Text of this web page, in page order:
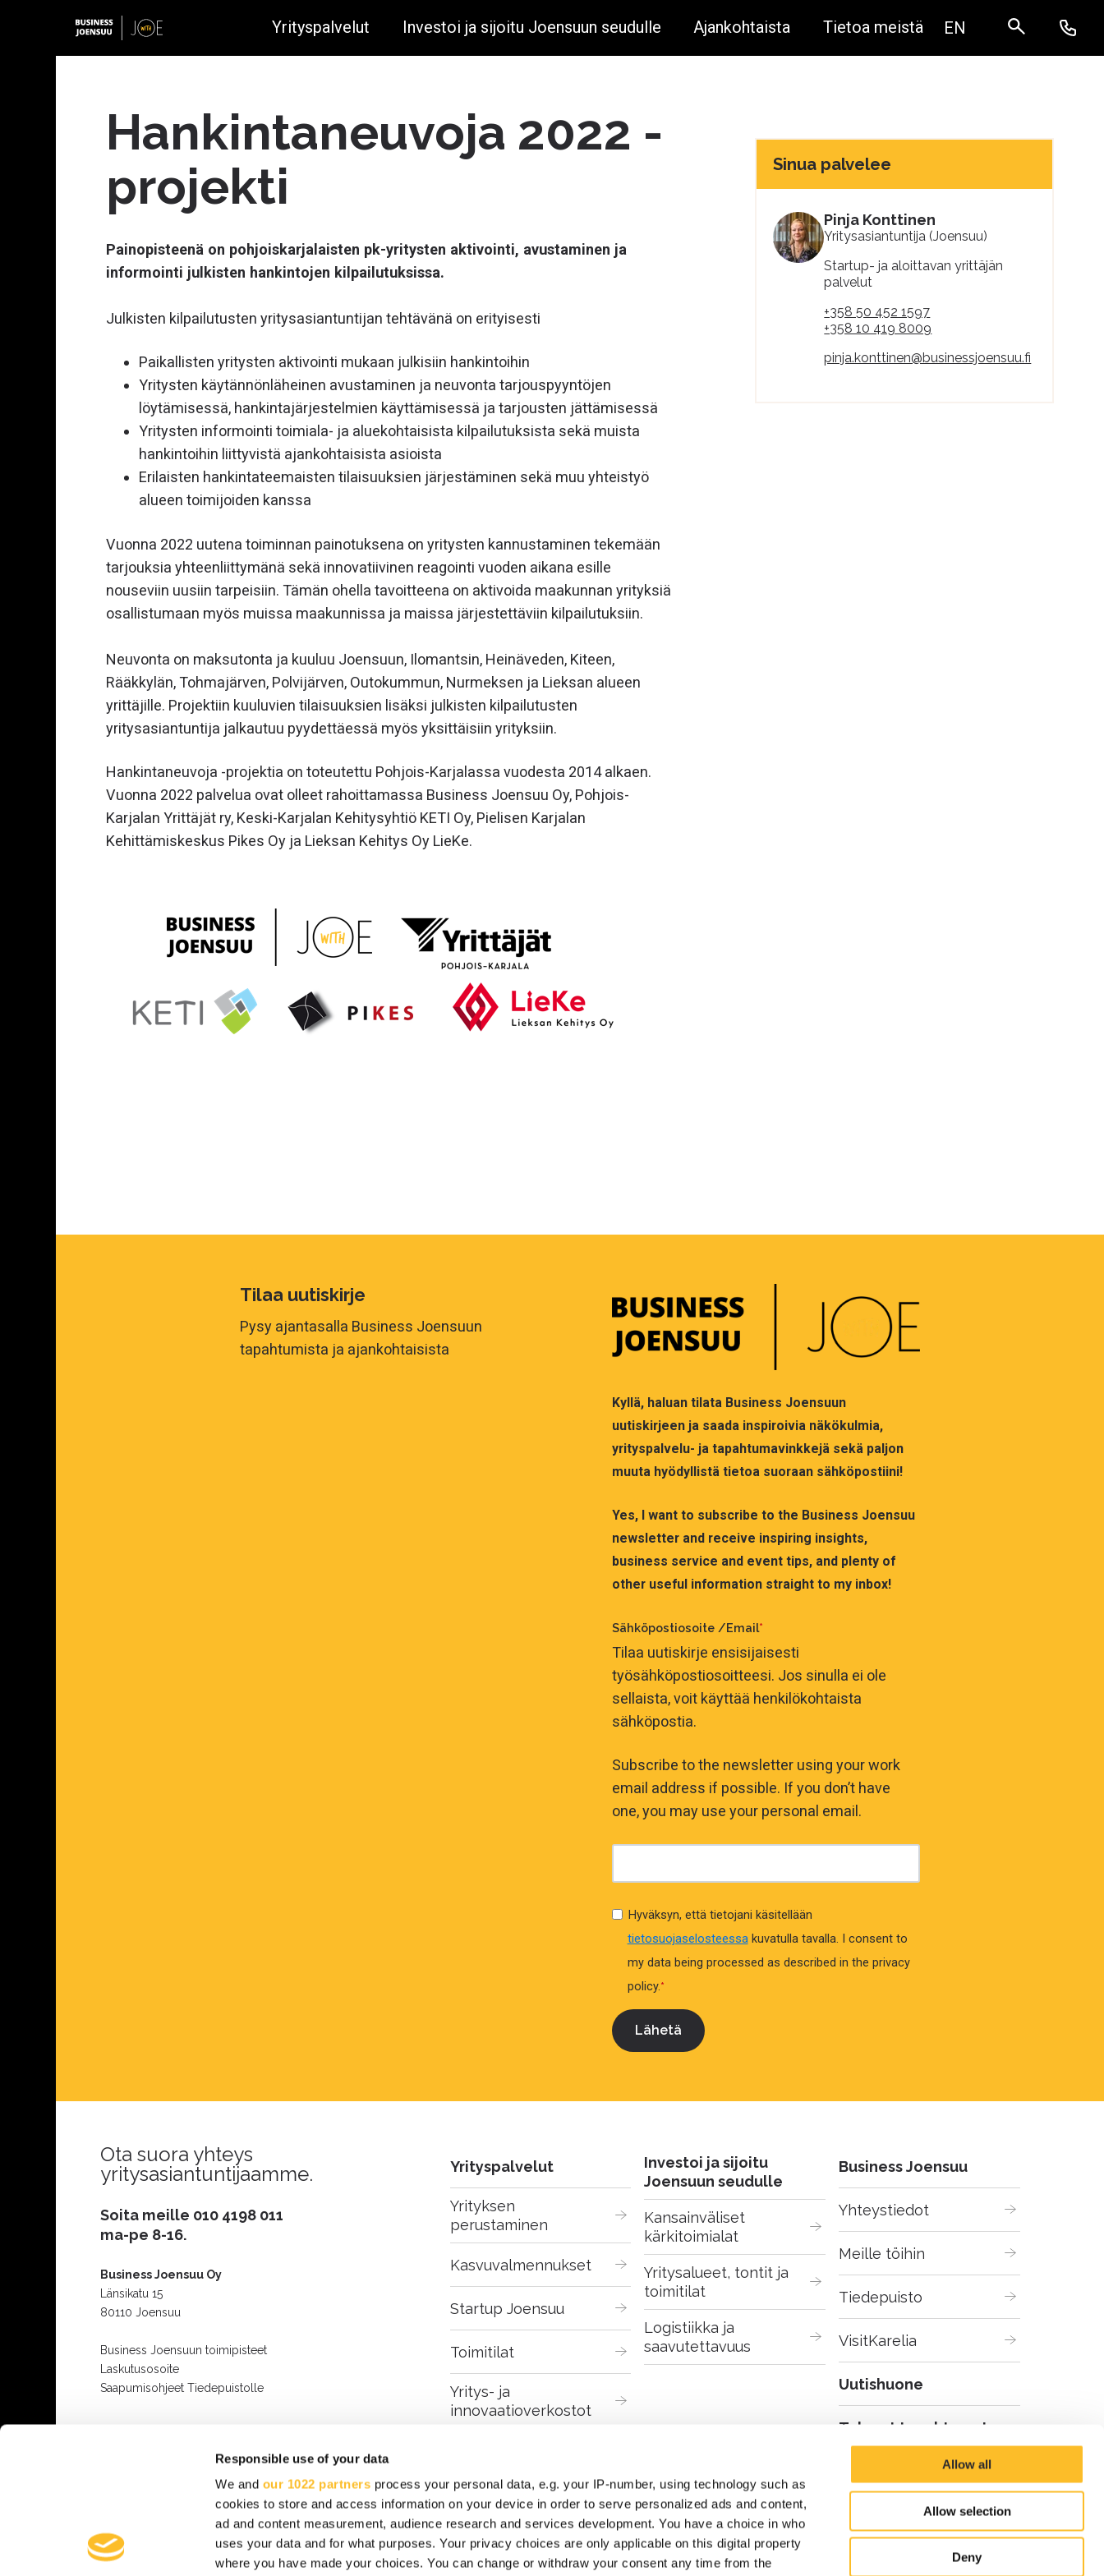
Responsible use of your data
We and our 1022 partners process your personal data, e.g. your IP-number, using technology such as
cookies to store and access information on your device in order to serve personalized ads and content,
ad and content measurement, audience research and services development. You have a choice in who
uses your data and for what purposes. Your privacy choices are only applicable on this digital property
where you have made your choices. You can change or withdraw your consent any time from the
Allow all
Allow selection
Deny
Yrityspalvelut
Yrityksen perustaminen
Kasvuvalmennukset
Rekrytointi- ja työnantajasparraus
Julkiset hankinnat ja
hankintaneuvonta
Digitalisaatio ja digikehitys
Yrityskauppa ja omistajanvaihdos
Pohjois-Karjalan Yrityskummit ja
talousapu
Palvelut Liperissä
Yritys- ja innovaatioverkostot
Investoi ja sijoitu Joensuun seudulle
Metsäbio- ja kiertotalous
Digitaalinen rajaturvallisuus
Vihreä siirtymä ja energia
Ajankohtaista Tietoa meistä EN
Hankintaneuvoja 2022 -
projekti
Painopisteenä on pohjoiskarjalaisten pk-yritysten aktivointi, avustaminen ja
informointi julkisten hankintojen kilpailutuksissa.
Julkisten kilpailutusten yritysasiantuntijan tehtävänä on erityisesti
Paikallisten yritysten aktivointi mukaan julkisiin hankintoihin
Yritysten käytännönläheinen avustaminen ja neuvonta tarjouspyyntöjen
löytämisessä, hankintajärjestelmien käyttämisessä ja tarjousten jättämisessä
Yritysten informointi toimiala- ja aluekohtaisista kilpailutuksista sekä muista
hankintoihin liittyvistä ajankohtaisista asioista
Erilaisten hankintateemaisten tilaisuuksien järjestäminen sekä muu yhteistyö
alueen toimijoiden kanssa
Vuonna 2022 uutena toiminnan painotuksena on yritysten kannustaminen tekemään
tarjouksia yhteenliittymänä sekä innovatiivinen reagointi vuoden aikana esille
nouseviin uusiin tarpeisiin. Tämän ohella tavoitteena on aktivoida maakunnan yrityksiä
osallistumaan myös muissa maakunnissa ja maissa järjestettäviin kilpailutuksiin.
Neuvonta on maksutonta ja kuuluu Joensuun, Ilomantsin, Heinäveden, Kiteen,
Rääkkylän, Tohmajärven, Polvijärven, Outokummun, Nurmeksen ja Lieksan alueen
yrittäjille. Projektiin kuuluvien tilaisuuksien lisäksi julkisten kilpailutusten
yritysasiantuntija jalkautuu pyydettäessä myös yksittäisiin yrityksiin.
Hankintaneuvoja -projektia on toteutettu Pohjois-Karjalassa vuodesta 2014 alkaen.
Vuonna 2022 palvelua ovat olleet rahoittamassa Business Joensuu Oy, Pohjois-
Karjalan Yrittäjät ry, Keski-Karjalan Kehitysyhtiö KETI Oy, Pielisen Karjalan
Kehittämiskeskus Pikes Oy ja Lieksan Kehitys Oy LieKe.
Sinua palvelee
Pinja Konttinen
Yritysasiantuntija (Joensuu)
Startup- ja aloittavan yrittäjän
palvelut
+358 50 452 1597
+358 10 419 8009
pinja.konttinen@businessjoensuu.fi
Tilaa uutiskirje
Pysy ajantasalla Business Joensuun
tapahtumista ja ajankohtaisista
Kyllä, haluan tilata Business Joensuun
uutiskirjeen ja saada inspiroivia näkökulmia,
yrityspalvelu- ja tapahtumavinkkejä sekä paljon
muuta hyödyllistä tietoa suoraan sähköpostiini!
Yes, I want to subscribe to the Business Joensuu
newsletter and receive inspiring insights,
business service and event tips, and plenty of
other useful information straight to my inbox!
Sähköpostiosoite /Email*
Tilaa uutiskirje ensisijaisesti
työsähköpostiosoitteesi. Jos sinulla ei ole
sellaista, voit käyttää henkilökohtaista
sähköpostia.
Subscribe to the newsletter using your work
email address if possible. If you don’t have
one, you may use your personal email.
Hyväksyn, että tietojani käsitellään
tietosuojaselosteessakuvatulla tavalla.
I consent to
my data being processed as described in the privacy
policy.*
Ota suora yhteys
yritysasiantuntijaamme.
Soita meille 010 4198 011
ma-pe 8-16.
Business Joensuu Oy
Länsikatu 15
80110 Joensuu
Business Joensuun toimipisteet
Laskutusosoite
Saapumisohjeet Tiedepuistolle
Yrityspalvelut
Yrityksen
perustaminen
Kasvuvalmennukset
Startup Joensuu
Toimitilat
Yritys- ja
innovaatioverkostot
Investoi ja sijoitu
Joensuun seudulle
Kansainväliset
kärkitoimialat
Yritysalueet, tontit ja
toimitilat
Logistiikka ja
saavutettavuus
Business Joensuu
Yhteystiedot
Meille töihin
Tiedepuisto
VisitKarelia
Uutishuone
Tulevat tapahtumat